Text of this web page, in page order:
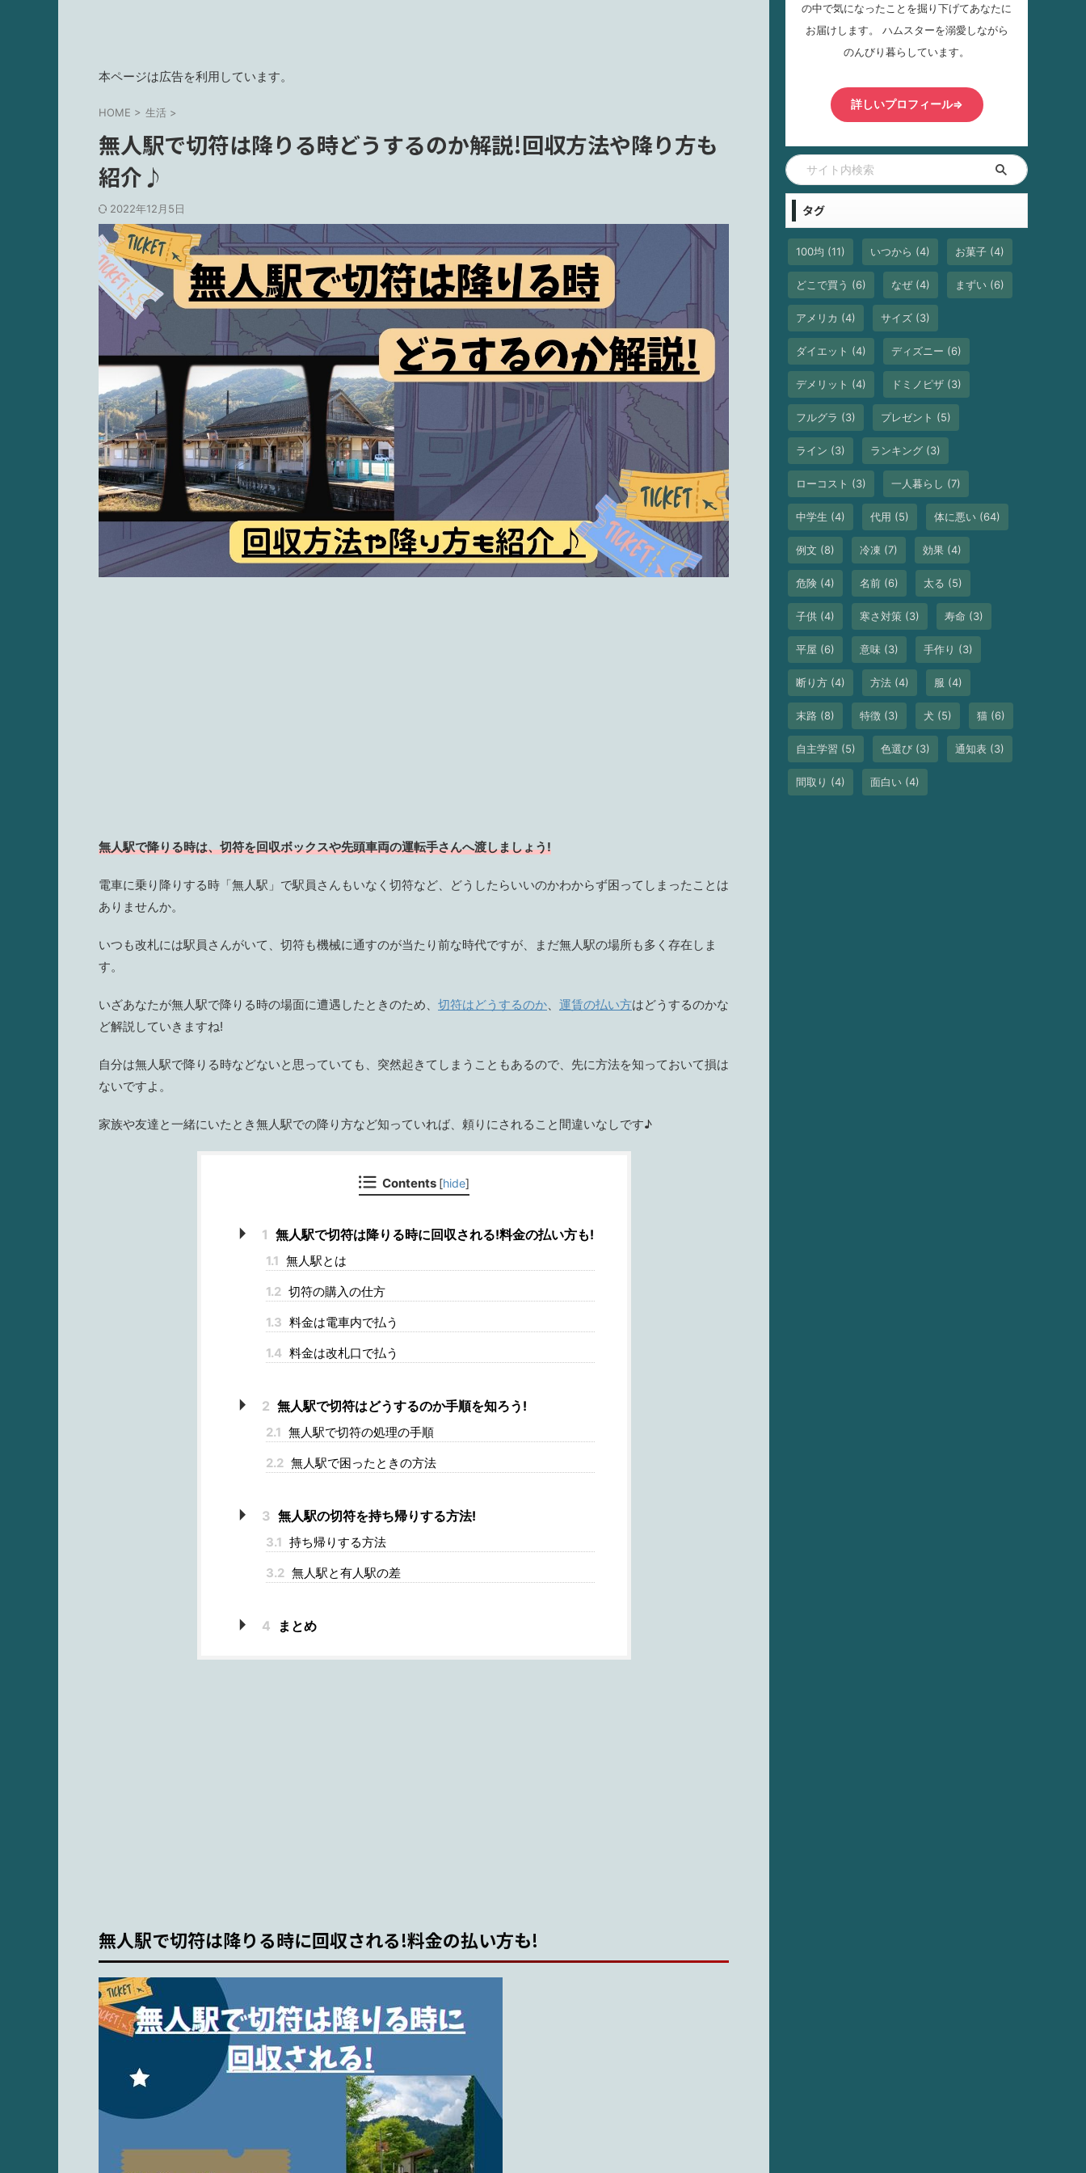
本ページは広告を利用しています。
HOME > 生活 >
無人駅で切符は降りる時どうするのか解説!回収方法や降り方も
紹介♪
2022年12月5日
無人駅で降りる時は、切符を回収ボックスや先頭車両の運転手さんへ渡しましょう!
電車に乗り降りする時「無人駅」で駅員さんもいなく切符など、どうしたらいいのかわからず困ってしまったことは
ありませんか。
いつも改札には駅員さんがいて、切符も機械に通すのが当たり前な時代ですが、まだ無人駅の場所も多く存在しま
す。
いざあなたが無人駅で降りる時の場面に遭遇したときのため、 切符はどうするのか 運賃の払い方はどうするのかな
ど解説していきますね!
自分は無人駅で降りる時などないと思っていても、突然起きてしまうこともあるので、先に方法を知っておいて損は
ないですよ。
家族や友達と一緒にいたとき無人駅での降り方など知っていれば、頼りにされること間違いなしです♪
Contents [hide]
1 無人駅で切符は降りる時に回収される!料金の払い方も!
1.1 無人駅とは
1.2 切符の購入の仕方
1.3 料金は電車内で払う
1.4 料金は改札口で払う
2 無人駅で切符はどうするのか手順を知ろう!
2.1 無人駅で切符の処理の手順
2.2 無人駅で困ったときの方法
3 無人駅の切符を持ち帰りする方法!
3.1 持ち帰りする方法
3.2 無人駅と有人駅の差
4 まとめ
無人駅で切符は降りる時に回収される!料金の払い方も!
の中で気になったことを掘り下げてあなたに
お届けします。 ハムスターを溺愛しながら
のんびり暮らしています。
詳しいプロフィール⇒
タグ
100均 (11) いつから (4) お菓子 (4)
どこで買う (6) なぜ(4) まずい (6)
アメリカ (4) サイズ (3)
ダイエット (4) ディズニー (6)
デメリット (4) ドミノピザ (3)
フルグラ (3) プレゼント (5)
ライン (3) ランキング (3)
ローコスト (3) 一人暮らし (7)
中学生 (4) 代用 (5) 体に悪い (64)
例文 (8) 冷凍 (7) 効果 (4)
危険 (4) 名前 (6) 太る (5)
子供 (4) 寒さ対策 (3) 寿命 (3)
平屋 (6) 意味 (3) 手作り (3)
断り方 (4) 方法 (4) 服 (4)
末路 (8) 特徴 (3) 犬 (5) 猫 (6)
自主学習 (5) 色選び (3) 通知表 (3)
間取り (4) 面白い (4)